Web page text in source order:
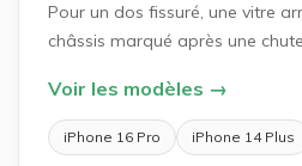
Pour un dos fissuré, une vitre
châssis marqué après une
Voir les modèles →
iPhone 16 Pro iPhone 14 Plus